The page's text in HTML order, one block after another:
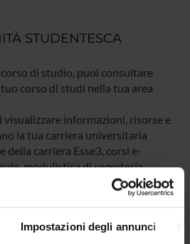
Impostazioni degli annunci
STUDENTESCA
di studio, puoi consultare
corso di studi nella tua area
informazioni, risorse e
la tua carriera universitaria
carriera Esse3, corsi e-
modulistica di segreteria,
ecc.).
credenziali GIA: solo così
e anche tramite l'app Univr.